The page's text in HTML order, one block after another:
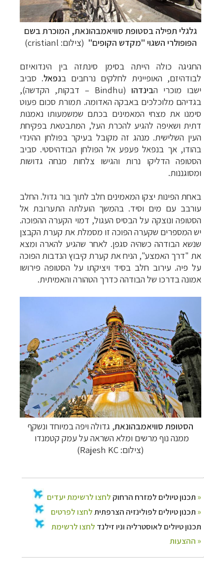
גלגלי תפילה בסטופת סוויאמבהונאת, המוכרת בשם
הפופולרי השגוי "מקדש הקופים" (צילום: cristianl)
החגיגה כולה הייתה בסימן סינתזה בין הינדואיזם
לבודהיזם, האופיינית לחלקים נרחבים בנפאל. סביב
ישבו מוכרי הבינדהו(
Bindhu
– דבקות, הקדשה),
בגדיהם מלוכלכים באבקה האדומה. תמורת סכום פעוט
סימנו את מצחי המאמינים בכתם שמשמעותו נאמנות
דתית ושאיפה להגיע להכרת העל, המתבטאת בפקיחת
העין השלישית. מנהג זה מקובל בעיקר בפולחן ההינדי
בהודו, אך בנפאל פעפע אל הפולחן הבודהיסטי. סביב
הסטופה הדליקו נרות והגישו צלחות מנחה גדושות
ומסוגננות.
באחת הפינות יצקו המאמינים חלב לתוך בור גדול. החלב
עורבב עם מים וסיד. בהמשך הועלתה התערובת אל
הסטופה ונוצקה על הבסיס העגול, דמוי הקערה ההפוכה.
יש המספרים שקערה הפוכה זו מסמלת את קערת הקבצן
שנשא הבודהה כשהיה סגפן. לאחר שהגיע להארה ומצא
את "דרך האמצע", הניח את קערת קיבוץ הנדבות הפוכה
על פיה. עירוב חלב בסיד ויציקתו על הסטופה פירושו
אמונה בדרכו של הבודהה כדרך הטהורה והאמיתית.
הסטופת סוויאמבהונאת, גדולה ויפה במיוחד ונשקף
ממנה נוף מרשים ומלא השראה על עמק קטמנדו
(צילום: Rajesh KC)
תכנון טיולים למזרח הרחוק
לחצו לרשימת יעדים »
תכנוןטיולים לפולינזיה הצרפתית
לחצו לפרטים »
תכנון טיולים לאוסטרליה וניו זילנד לחצו לרשימת
ההצעות »